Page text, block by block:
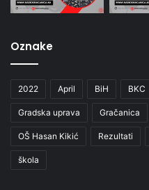
Oznake
2022 April BiH BKC
Gradska uprava Gračanica
OŠ Hasan Kikić Rezultati
škola